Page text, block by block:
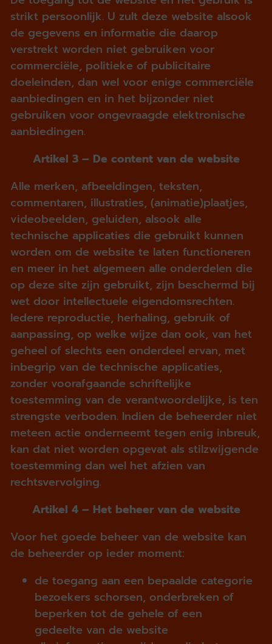
strikt persoonlijk. U zult deze website alsook
de gegevens en informatie die daarop
verstrekt worden niet gebruiken voor
commerciële, politieke of publicitaire
doeleinden, dan wel voor enige commerciële
aanbiedingen en in het bijzonder niet
gebruiken voor ongevraagde elektronische
aanbiedingen.
Artikel 3 – De content van de website
Alle merken, afbeeldingen, teksten,
commentaren, illustraties, (animatie)plaatjes,
videobeelden, geluiden, alsook alle
technische applicaties die gebruikt kunnen
worden om de website te laten functioneren
en meer in het algemeen alle onderdelen die
op deze site zijn gebruikt, zijn beschermd bij
wet door intellectuele eigendomsrechten.
Iedere reproductie, herhaling, gebruik of
aanpassing, op welke wijze dan ook, van het
geheel of slechts een onderdeel ervan, met
inbegrip van de technische applicaties,
zonder voorafgaande schriftelijke
toestemming van de verantwoordelijke, is ten
strengste verboden. Indien de beheerder niet
meteen actie onderneemt tegen enig inbreuk,
kan dat niet worden opgevat als stilzwijgende
toestemming dan wel het afzien van
rechtsvervolging.
Artikel 4 – Het beheer van de website
Voor het goede beheer van de website kan
de beheerder op ieder moment:
de toegang aan een bepaalde categorie
bezoekers schorsen, onderbreken of
beperken tot de gehele of een
gedeelte van de website